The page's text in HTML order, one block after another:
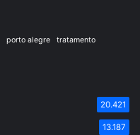
porto alegre tratamento
20.421
13.187